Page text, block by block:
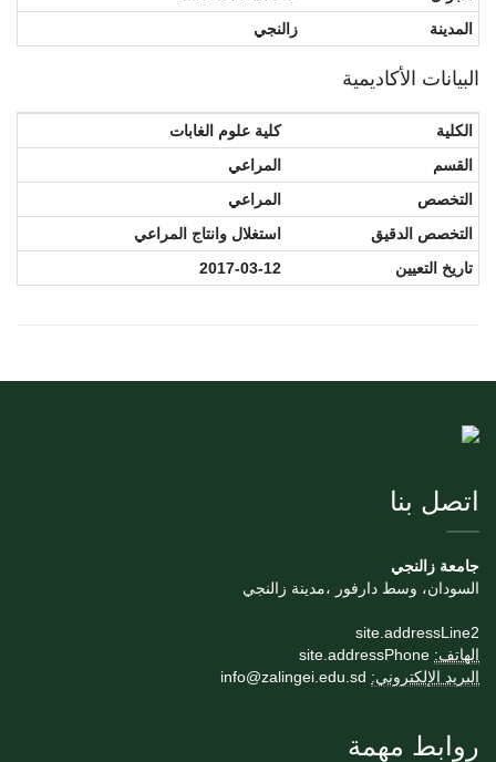
المدينة
زالنجي
البيانات الأكاديمية
الكلية
كلية علوم الغابات
القسم
المراعي
التخصص
المراعي
التخصص الدقيق
استغلال وانتاج المراعي
تاريخ التعيين
2017-03-12
اتصل بنا
جامعة زالنجي
السودان، وسط دارفور ،مدينة زالنجي
site.addressLine2
الهاتف: site.addressPhone
البريد الإلكتروني: info@zalingei.edu.sd
روابط مهمة